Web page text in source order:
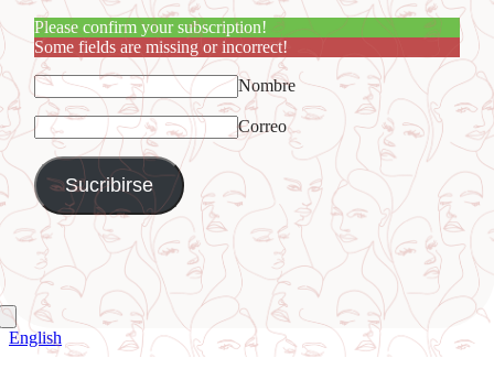
Please confirm your subscription!
Some fields are missing or incorrect!
Nombre
Correo
English